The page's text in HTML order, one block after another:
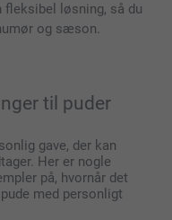
løsning, så du
og sæson.
til puder
gave, der kan
Her er nogle
på, hvornår det
med personligt